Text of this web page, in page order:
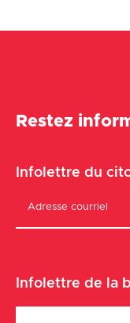
Restez
Infolettre du
Infolettre de la